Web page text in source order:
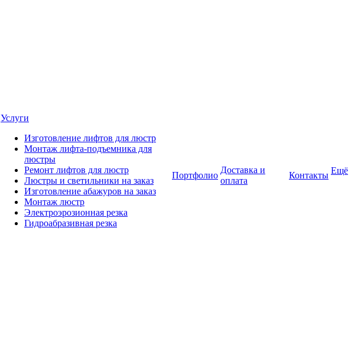
Услуги
Изготовление лифтов для люстр
Монтаж лифта-подъемника для
люстры
Ремонт лифтов для люстр
Люстры и светильники на заказ
Изготовление абажуров на заказ
Монтаж люстр
Электроэрозионная резка
Гидроабразивная резка
Портфолио
Доставка и
оплата
Контакты Ещё